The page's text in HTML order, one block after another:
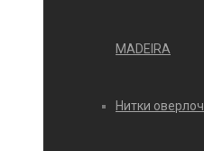
MADEIRA
Нитки